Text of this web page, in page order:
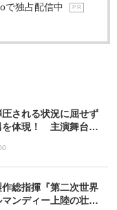
で独占配信中
P R
される状況に屈せず
を体現！ 主演舞台
作総指揮『第二次世界
ンディー上陸の壮絶